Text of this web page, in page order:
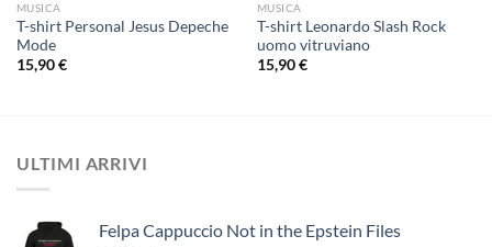
MUSICA
T-shirt Personal Jesus Depeche
Mode
15,90€
MUSICA
T-shirt Leonardo Slash Rock
uomo vitruviano
15,90€
ULTIMI ARRIVI
Felpa Cappuccio Not in the Epstein Files